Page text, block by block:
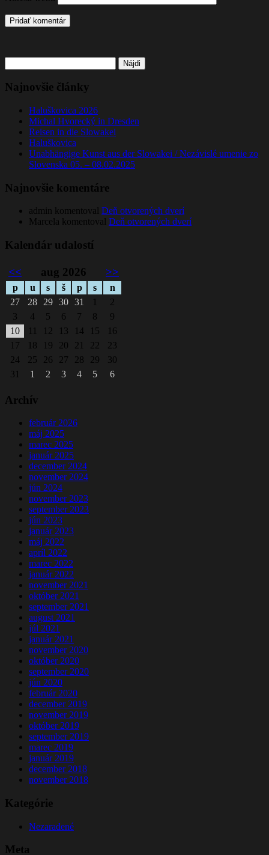
Najnovšie články
Haluškovica 2026
Michal Hvorecký in Dresden
Reisen in die Slowakei
Haluškovica
Unabhängige Kunst aus der Slowakei / Nezávislé umenie zo
Slovenska 05. – 08.02.2025
Najnovšie komentáre
admin komentoval Deň otvorených dverí
Marcela komentoval Deň otvorených dverí
Kalendár udalostí
<< aug 2026 >>
p u s š p s
n
27
28 29 30 31 1
2
3
4 5 6 7 8
9
10
11 12 13 14 15
16
17
18 19 20 21 22
23
24
25 26 27 28 29
30
31
1 2 3 4 5 6
Archív
február 2026
máj 2025
marec 2025
január 2025
december 2024
november 2024
jún 2024
november 2023
september 2023
jún 2023
január 2023
máj 2022
apríl 2022
marec 2022
január 2022
november 2021
október 2021
september 2021
august 2021
júl 2021
január 2021
november 2020
október 2020
september 2020
jún 2020
február 2020
december 2019
november 2019
október 2019
september 2019
marec 2019
január 2019
december 2018
november 2018
Kategórie
Nezaradené
Meta